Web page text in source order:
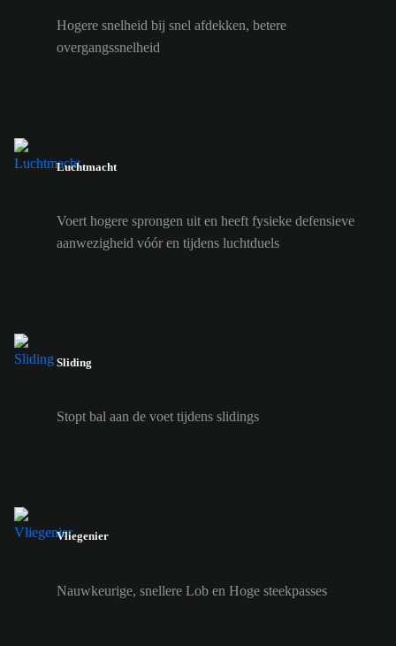
Hogere snelheid bij snel afdekken, betere
overgangssnelheid
Luchtmacht
Voert hogere sprongen uit en heeft fysieke defensieve
aanwezigheid vóór en tijdens luchtduels
Sliding
Stopt bal aan de voet tijdens slidings
Vliegenier
Nauwkeurige, snellere Lob en Hoge steekpasses